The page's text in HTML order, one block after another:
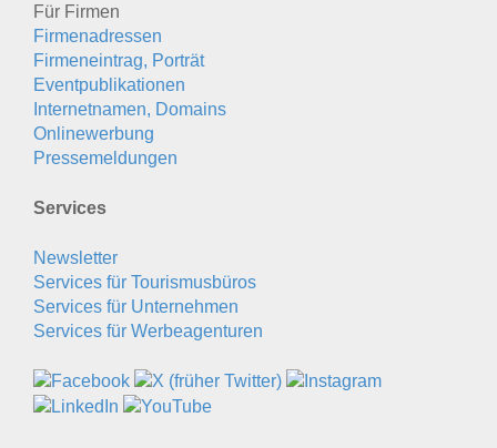
Für Firmen
Firmenadressen
Firmeneintrag, Porträt
Eventpublikationen
Internetnamen, Domains
Onlinewerbung
Pressemeldungen
Services
Newsletter
Services für Tourismusbüros
Services für Unternehmen
Services für Werbeagenturen